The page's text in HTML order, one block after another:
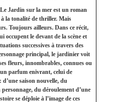
Jardin sur la mer est un roman
à la tonalité de thriller. Mais
Toujours ailleurs. Dans ce récit,
occupent le devant de la scène et
successives à travers des
principal, le jardinier voit
fleurs, innombrables, connues ou
parfum enivrant, celui de
d’une saison nouvelle, du
personnage, du déroulement d’une
se déploie à l’image de ces